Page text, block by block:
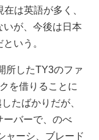
は英語が多く、
いが、今後は日本
いう。
所したTY3のファ
を借りることに
たばかりだが、
ーバーで、のべ
ャーシ、ブレード